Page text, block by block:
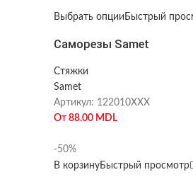
Выбрать опции Быстрый
Саморезы Samet
Стяжки
Samet
Артикул: 122010XXX
От 88.00 MDL
-50%
В корзинуБыстрый просмотр